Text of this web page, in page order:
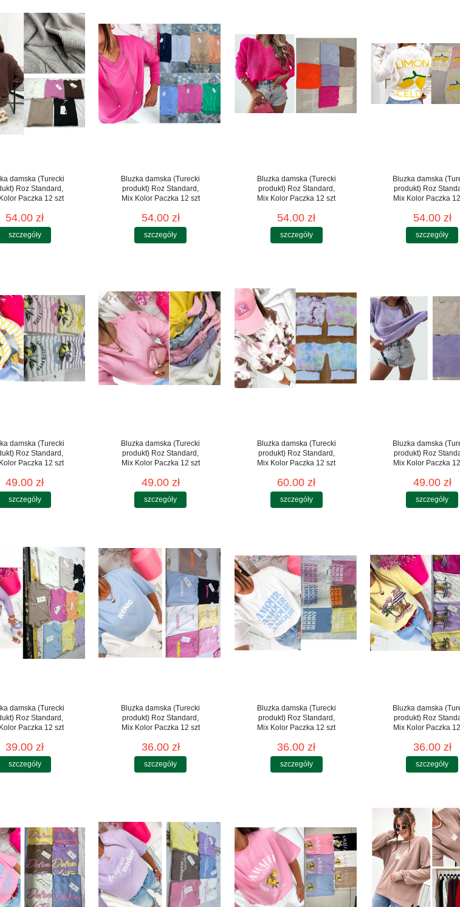
damska (Turecki
Roz Standard,
Paczka 12 szt
54.00 zł
szczegóły
Bluzka damska (Turecki
produkt) Roz Standard,
Mix Kolor Paczka 12 szt
54.00 zł
szczegóły
Bluzka damska (Turecki
produkt) Roz Standard,
Mix Kolor Paczka 12 szt
54.00 zł
szczegóły
Bluzka damska
produkt) Roz
Mix Kolor Paczka
54.00 zł
szczegóły
damska (Turecki
Roz Standard,
Paczka 12 szt
49.00 zł
szczegóły
Bluzka damska (Turecki
produkt) Roz Standard,
Mix Kolor Paczka 12 szt
49.00 zł
szczegóły
Bluzka damska (Turecki
produkt) Roz Standard,
Mix Kolor Paczka 12 szt
60.00 zł
szczegóły
Bluzka damska
produkt) Roz
Mix Kolor Paczka
49.00 zł
szczegóły
damska (Turecki
Roz Standard,
Paczka 12 szt
39.00 zł
szczegóły
Bluzka damska (Turecki
produkt) Roz Standard,
Mix Kolor Paczka 12 szt
36.00 zł
szczegóły
Bluzka damska (Turecki
produkt) Roz Standard,
Mix Kolor Paczka 12 szt
36.00 zł
szczegóły
Bluzka damska
produkt) Roz
Mix Kolor Paczka
36.00 zł
szczegóły